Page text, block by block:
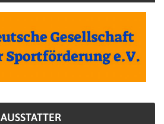
AUSSTATTER